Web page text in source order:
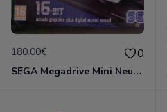
180.00€ 0
SEGA Megadrive Mini Neuve 42 jeux 2 manettes